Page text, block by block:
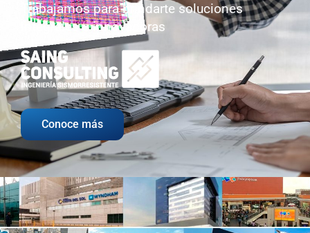
Trabajamos para brindarte soluciones
integrales e innovadoras
Conoce más